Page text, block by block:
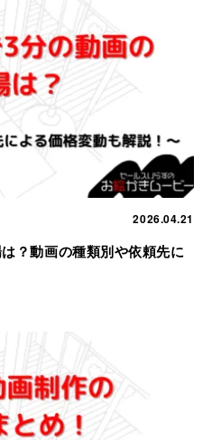
2026.04.21
？動画の種類別や依頼先に